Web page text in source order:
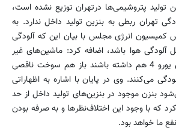
تولید پتروشیمی‌ها درتهران توزیع نشده است،
تهران ربطی به بنزین تولید داخل ندارد. به
کمیسیون انرژی مجلس با بیان این که آلودگی
آلودگی هوا باشد، اضافه کرد: ماشین‌های غیر
استاندارد حتی اگر بنزین یورو 4 هم داشته باشند باز هم سوخت ناقصی
می‌کنند. وی در پایان با اشاره به اظهاراتی
بنزن موجود در بنزین‌های تولید داخل از حد
که با وجود این اختلاف‌نظرها و به صرفه بودن
ما خواهد بود.